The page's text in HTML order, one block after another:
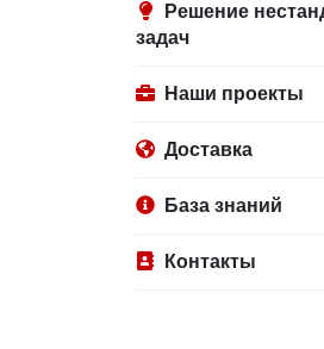
Решение
задач
Наши проекты
Доставка
База знаний
Контакты